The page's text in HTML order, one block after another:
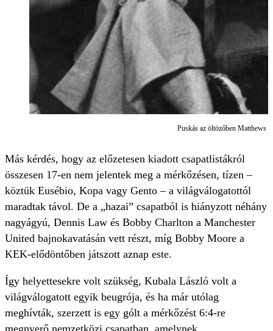
Puskás az öltözőben Matthews
Más kérdés, hogy az előzetesen kiadott csapatlistákról
összesen 17-en nem jelentek meg a mérkőzésen, tízen –
köztük Eusébio, Kopa vagy Gento – a világválogatottól
maradtak távol. De a „hazai” csapatból is hiányzott néhány
nagyágyú, Dennis Law és Bobby Charlton a Manchester
United bajnokavatásán vett részt, míg Bobby Moore a
KEK-elődöntőben játszott aznap este.
Így helyettesekre volt szükség, Kubala László volt a
világválogatott egyik beugrója, és ha már utólag
meghívták, szerzett is egy gólt a mérkőzést 6:4-re